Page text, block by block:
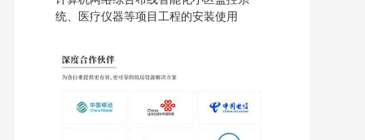
统、医疗仪器等项目工程的安装使用